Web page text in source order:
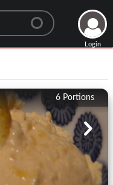
Login
6 Portions